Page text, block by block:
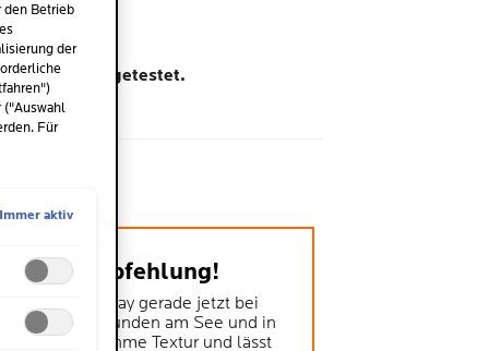
Aufsicht getestet.
Kaufempfehlung!
das Spray gerade jetzt bei
Sonnenstunden am See und in
Angenehme Textur und lässt
den Betrieb
der
("Auswahl
Für
Immer aktiv